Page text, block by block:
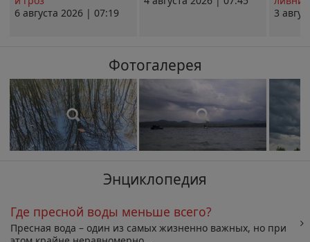
6 августа 2026 | 07:19
3
Фотогалерея
Энциклопедия
Где пресной воды меньше всего?
Пресная вода – один из самых жизненно важных, но при